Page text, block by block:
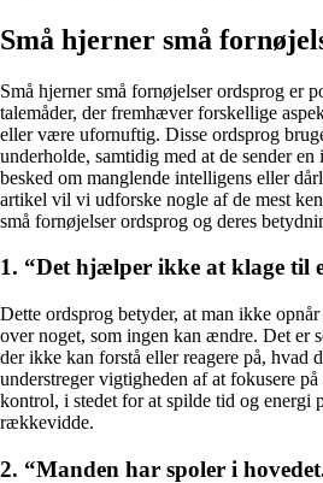
Små hjerner små
Små hjerner små fornøjelser ordsprog er
talemåder, der fremhæver forskellige
eller være ufornuftig. Disse ordsprog
underholde, samtidig med at de sender
besked om manglende intelligens eller
artikel vil vi udforske nogle af de mest
små fornøjelser ordsprog og deres
1. “Det hjælper ikke at klage til
Dette ordsprog betyder, at man ikke
over noget, som ingen kan ændre. Det er
der ikke kan forstå eller reagere på, hvad
understreger vigtigheden af at fokusere
kontrol, i stedet for at spilde tid og energi
rækkevidde.
2. “Manden har spoler i